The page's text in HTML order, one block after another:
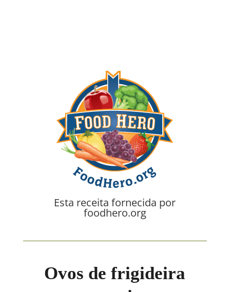
Esta receita fornecida por
foodhero.org
Ovos de frigideira